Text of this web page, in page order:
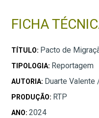
FICHA
TÍTULO: Pacto de
TIPOLOGIA: Reportagem
AUTORIA: Duarte Valente
PRODUÇÃO: RTP
ANO: 2024